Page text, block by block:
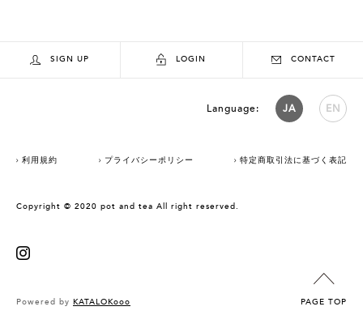
SIGN UP LOGIN CONTACT
Language: JA EN
利用規約 プライバシーポリシー 特定商取引法に基づく表記
Copyright © 2020 pot and tea All right reserved.
Powered by KATALOKooo PAGE TOP